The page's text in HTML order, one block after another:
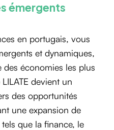
émergents
en portugais, vous
et dynamiques,
économies les plus
devient un
des opportunités
une expansion de
que la finance, le